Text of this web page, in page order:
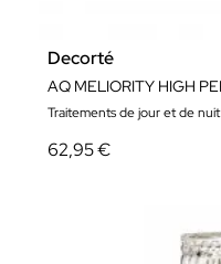
Decorté
Traitements de jour et de nuit
62,95 €